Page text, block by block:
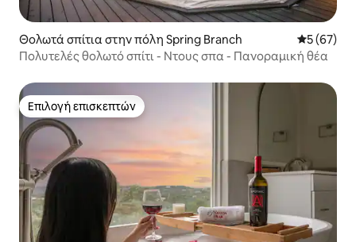
Θολωτά σπίτια στην πόλη Spring Branch Μέση
5 (67)
Πολυτελές θολωτό σπίτι - Ντους σπα - Πανοραμική θέα
Επιλογή επισκεπτών
Επιλογή επισκεπτών